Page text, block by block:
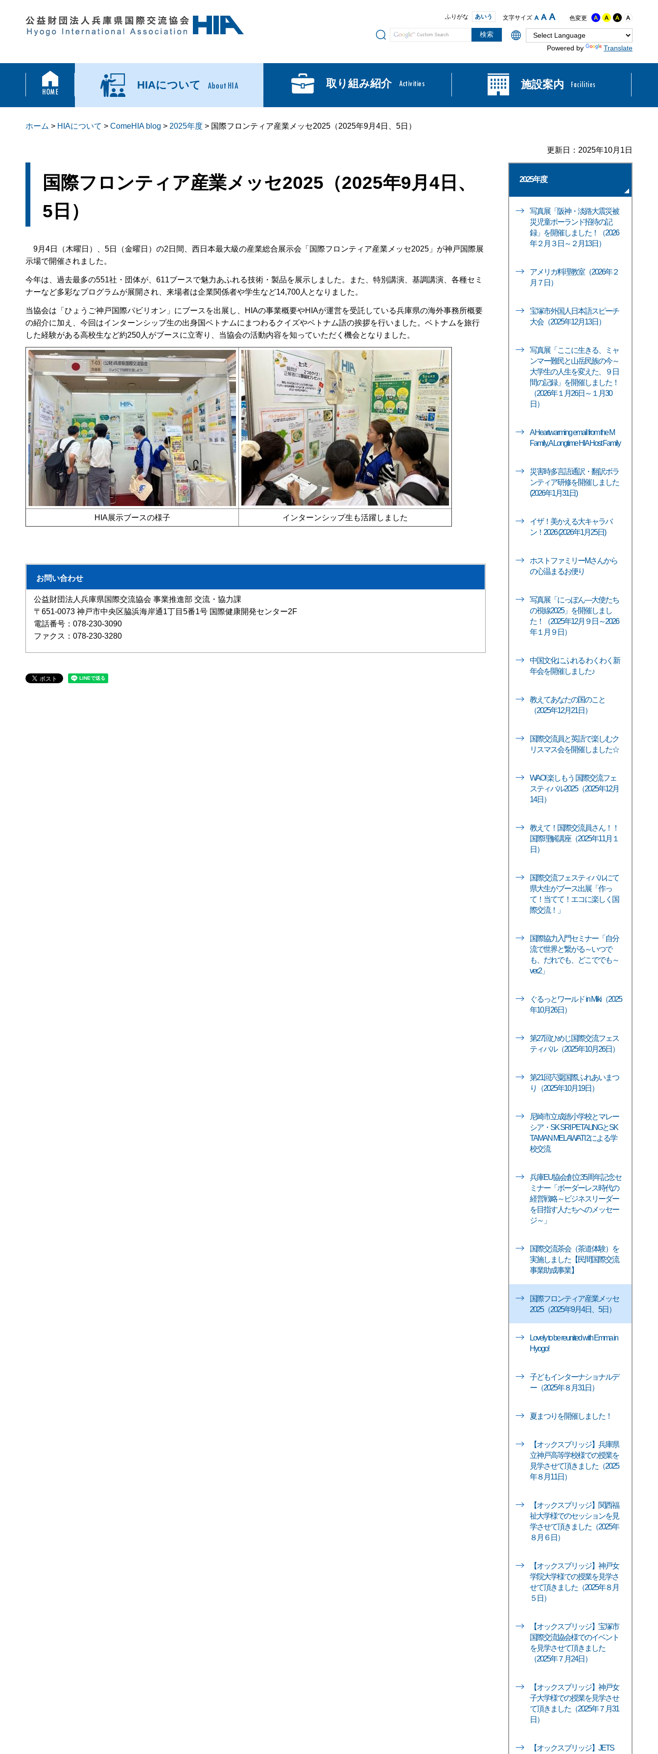
ふりがな あいう 文字サイズ 色変更
サイト内検索
Powered by
Translate
HIAについて 取り組み紹介 施設案内
ホーム > HIAについて > ComeHIA blog > 2025年度 > 国際フロンティア産業メッセ2025（2025年9月4日、5日）
更新日：2025年10月1日
国際フロンティア産業メッセ2025（2025年9月4日、
5日）
9月4日（木曜日）、5日（金曜日）の2日間、西日本最大級の産業総合展示会「国際フロンティア産業メッセ2025」が神戸国際展
示場で開催されました。
今年は、過去最多の551社・団体が、611ブースで魅力あふれる技術・製品を展示しました。また、特別講演、基調講演、各種セミ
ナーなど多彩なプログラムが展開され、来場者は企業関係者や学生など14,700人となりました。
当協会は「ひょうご神戸国際パビリオン」にブースを出展し、HIAの事業概要やHIAが運営を受託している兵庫県の海外事務所概要
の紹介に加え、今回はインターンシップ生の出身国ベトナムにまつわるクイズやベトナム語の挨拶を行いました。ベトナムを旅行
した経験がある高校生など約250人がブースに立寄り、当協会の活動内容を知っていただく機会となりました。
HIA展示ブースの様子 インターンシップ生も活躍しました
お問い合わせ
公益財団法人兵庫県国際交流協会 事業推進部 交流・協力課
〒651-0073 神戸市中央区脇浜海岸通1丁目5番1号 国際健康開発センター2F
電話番号：078-230-3090
ファクス：078-230-3280
2025年度
写真展「阪神・淡路大震災被
災児童ポーランド招待の記
録」を開催しました！（2026
年２月３日～２月13日）
アメリカ料理教室（2026年２
月７日）
宝塚市外国人日本語スピーチ
大会（2025年12月13日）
写真展「ここに生きる、ミャ
ンマー難民と山岳民族の今～
大学生の人生を変えた、９日
間の記録」を開催しました！
（2026年１月26日～１月30
日）
A Heartwarming email from the M
Family, A Longtime HIA Host Family
災害時多言語通訳・翻訳ボラ
ンティア研修を開催しました
(2026年1月31日)
イザ！美かえる大キャラバ
ン！2026 (2026年1月25日)
ホストファミリーMさんから
の心温まるお便り
写真展「にっぽん―大使たち
の視線2025」を開催しまし
た！（2025年12月９日～2026
年１月９日）
中国文化にふれる わくわく新
年会を開催しました♪
教えてあなたの国のこと
（2025年12月21日）
国際交流員と英語で楽しむク
リスマス会を開催しました☆
WAO! 楽しもう 国際交流フェ
スティバル2025（2025年12月
14日）
教えて！国際交流員さん！！
国際理解講座（2025年11月１
日）
国際交流フェスティバルにて
県大生がブース出展「作っ
て！当てて！エコに楽しく国
際交流！」
国際協力入門セミナー「自分
流で世界と繋がる～いつで
も、だれでも、どこででも～
ver.2」
ぐるっとワールド in Miki（2025
年10月26日）
第27回ひめじ国際交流フェス
ティバル（2025年10月26日）
第21回宍粟国際ふれあいまつ
り（2025年10月19日）
尼崎市立成徳小学校とマレー
シア・SK SRI PETALINGとSK
TAMAN MELAWATI 2による学
校交流
兵庫EU協会創立35周年記念セ
ミナー「ボーダーレス時代の
経営戦略～ビジネスリーダー
を目指す人たちへのメッセー
ジ～」
国際交流茶会（茶道体験）を
実施しました【民間国際交流
事業助成事業】
国際フロンティア産業メッセ
2025（2025年9月4日、5日）
Lovely to be reunited with Emma in
Hyogo!
子どもインターナショナルデ
ー（2025年８月31日）
夏まつりを開催しました！
【オックスブリッジ】兵庫県
立神戸高等学校様での授業を
見学させて頂きました（2025
年８月11日）
【オックスブリッジ】関西福
祉大学様でのセッションを見
学させて頂きました（2025年
８月６日）
【オックスブリッジ】神戸女
学院大学様での授業を見学さ
せて頂きました（2025年８月
５日）
【オックスブリッジ】宝塚市
国際交流協会様でのイベント
を見学させて頂きました
（2025年７月24日）
【オックスブリッジ】神戸女
子大学様での授業を見学させ
て頂きました（2025年７月31
日）
【オックスブリッジ】JETS